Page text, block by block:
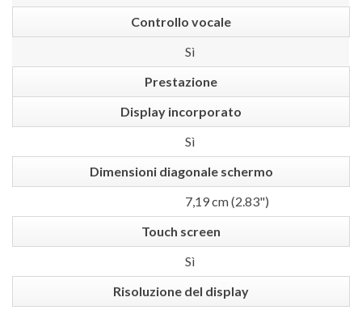
Controllo vocale
Sì
Prestazione
Display incorporato
Sì
Dimensioni diagonale schermo
7,19 cm (2.83")
Touch screen
Sì
Risoluzione del display